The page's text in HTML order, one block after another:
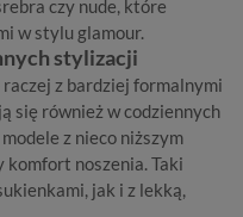
czy nude, które
w stylu glamour.
stylizacji
raczej z bardziej formalnymi
się również w codziennych
z nieco niższym
komfort noszenia. Taki
jak i z lekką,